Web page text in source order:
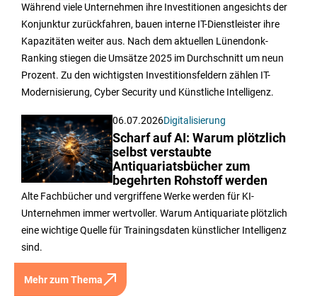
Während viele Unternehmen ihre Investitionen angesichts der
Konjunktur zurückfahren, bauen interne IT-Dienstleister ihre
Kapazitäten weiter aus. Nach dem aktuellen Lünendonk-
Ranking stiegen die Umsätze 2025 im Durchschnitt um neun
Prozent. Zu den wichtigsten Investitionsfeldern zählen IT-
Modernisierung, Cyber Security und Künstliche Intelligenz.
06.07.2026Digitalisierung
Scharf auf AI: Warum plötzlich
selbst verstaubte
Antiquariatsbücher zum
begehrten Rohstoff werden
Alte Fachbücher und vergriffene Werke werden für KI-
Unternehmen immer wertvoller. Warum Antiquariate plötzlich
eine wichtige Quelle für Trainingsdaten künstlicher Intelligenz
sind.
Mehr zum Thema